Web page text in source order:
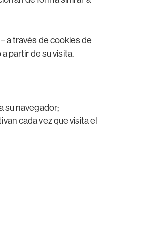
a través de cookies de
partir de su visita.
su navegador;
cada vez que visita el